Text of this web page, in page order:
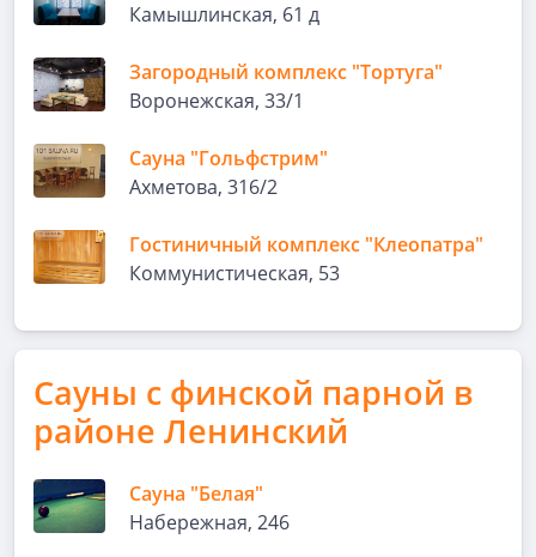
Камышлинская, 61 д
Загородный комплекс "Тортуга"
Воронежская, 33/1
Сауна "Гольфстрим"
Ахметова, 316/2
Гостиничный комплекс "Клеопатра"
Коммунистическая, 53
Сауны с финской парной в
районе Ленинский
Сауна "Белая"
Набережная, 246